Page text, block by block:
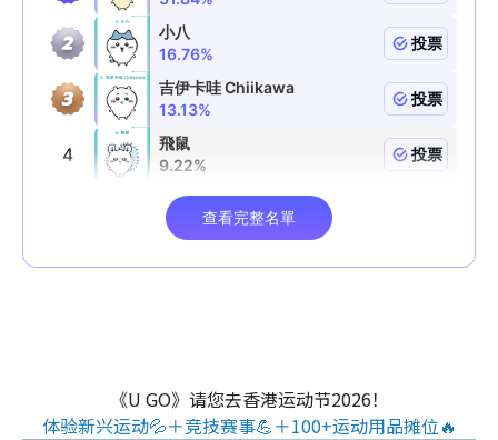
《U GO》请您去香港运动节2026！
体验新兴运动💦＋竞技赛事💪＋100+运动用品摊位🔥